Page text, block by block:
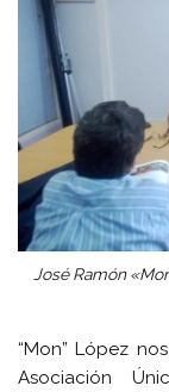
José Ramón
“Mon” López
Asociación